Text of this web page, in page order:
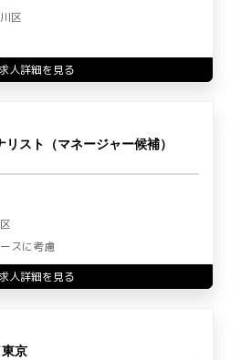
区
人詳細を見る
スト（マネージャー候補）
スに考慮
人詳細を見る
京